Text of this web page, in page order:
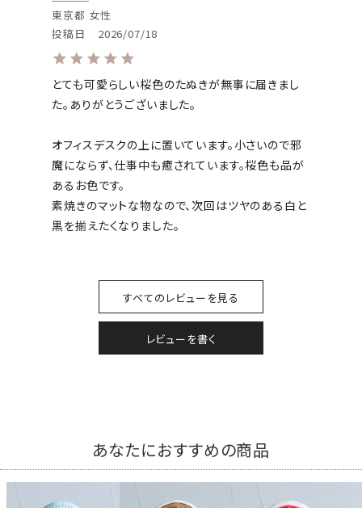
東京都 女性
投稿日
2026/07/18
とても可愛らしい桜色のたぬきが無事に届きまし
た。ありがとうございました。
オフィスデスクの上に置いています。小さいので邪
魔にならず、仕事中も癒されています。桜色も品が
あるお色です。
素焼きのマットな物なので、次回はツヤのある白と
黒を揃えたくなりました。
すべてのレビューを見る
レビューを書く
あなたにおすすめの商品